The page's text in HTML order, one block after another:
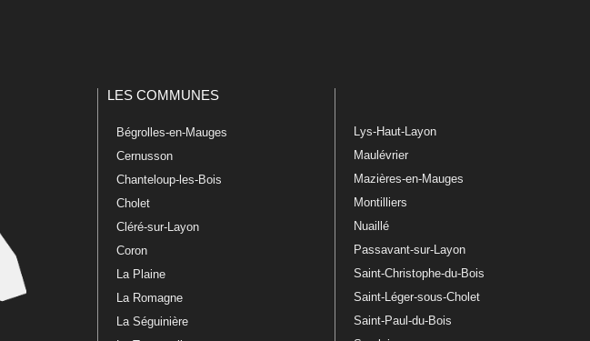
LES COMMUNES
Bégrolles-en-Mauges
Cernusson
Chanteloup-les-Bois
Cholet
Cléré-sur-Layon
Coron
La Plaine
La Romagne
La Séguinière
Lys-Haut-Layon
Maulévrier
Mazières-en-Mauges
Montilliers
Nuaillé
Passavant-sur-Layon
Saint-Christophe-du-Bois
Saint-Léger-sous-Cholet
Saint-Paul-du-Bois